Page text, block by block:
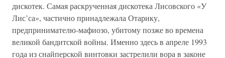
дискотек. Самая раскрученная дискотека Лисовского «У
Лис’са», частично принадлежала Отарику,
предпринимателю-мафиозо, убитому позже во времена
великой бандитской войны. Именно здесь в апреле 1993
года из снайперской винтовки застрелили вора в законе